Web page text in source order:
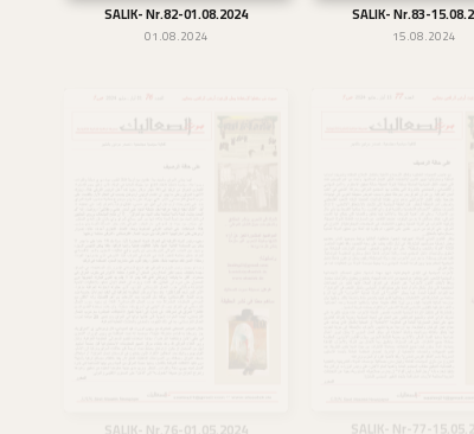
تحميل
SALIK- Nr.83-
15.08.2024
تحميل
SALIK- Nr.82-01.08.2024
01.08.2024